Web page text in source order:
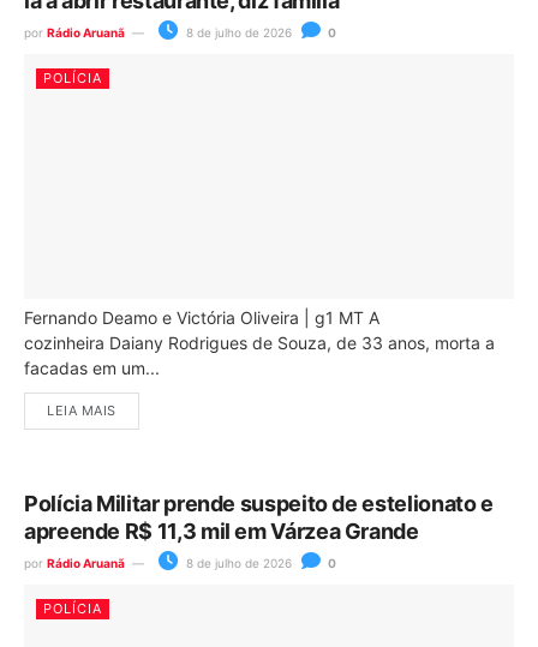
por Rádio Aruanã 8 de julho de 2026 0
POLÍCIA
Fernando Deamo e Victória Oliveira | g1 MT A
cozinheira Daiany Rodrigues de Souza, de 33 anos, morta a
facadas em um...
LEIA MAIS
Polícia Militar prende suspeito de estelionato e
apreende R$ 11,3 mil em Várzea Grande
por Rádio Aruanã 8 de julho de 2026 0
POLÍCIA